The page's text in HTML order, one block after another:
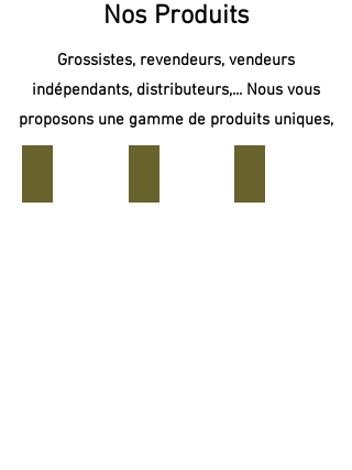
Nos Produits
Grossistes, revendeurs, vendeurs
indépendants, distributeurs,... Nous vous
proposons une gamme de produits uniques,